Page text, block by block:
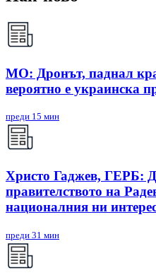
МО: Дронът, паднал
вероятно е украинска
преди 15 мин
Христо Гаджев, ГЕРБ:
правителството на
националния ни
преди 31 мин